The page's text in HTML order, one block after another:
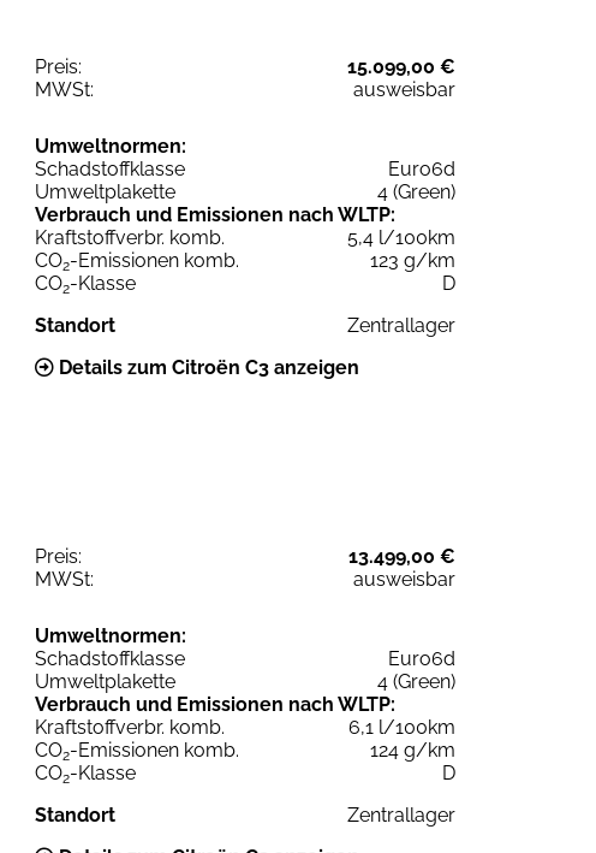
Preis:
15.099,00 €
MWSt:
ausweisbar
Umweltnormen:
Schadstoffklasse
Euro6d
Umweltplakette
4 (Green)
Verbrauch und Emissionen nach WLTP:
Kraftstoffverbr. komb.
5,4 l/100km
CO2-Emissionen komb.
123 g/km
CO2-Klasse
D
Standort
Zentrallager
Details zum Citroën C3 anzeigen
Preis:
13.499,00 €
MWSt:
ausweisbar
Umweltnormen:
Schadstoffklasse
Euro6d
Umweltplakette
4 (Green)
Verbrauch und Emissionen nach WLTP:
Kraftstoffverbr. komb.
6,1 l/100km
CO2-Emissionen komb.
124 g/km
CO2-Klasse
D
Standort
Zentrallager